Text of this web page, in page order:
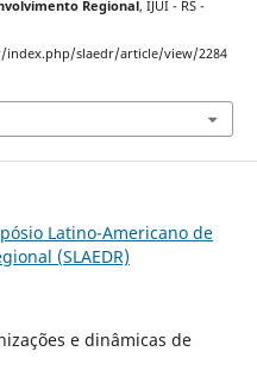
Regional, IJUÍ - RS -
index.php/slaedr/article/view/2284
Latino-Americano de
(SLAEDR)
e dinâmicas de